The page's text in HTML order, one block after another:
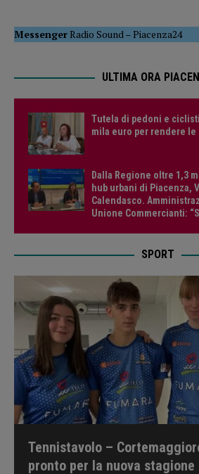
MessengerRadio Sound –Piacenza24
ULTIMA ORA
Tutela di pedoni e
mila euro per rendere
Dalla Regione oltre 1,3
hub urbani di Piacenza,
Calendasco.
Unione Commercianti:
SPORT
Tennistavolo –
pronto per la nuova stagione